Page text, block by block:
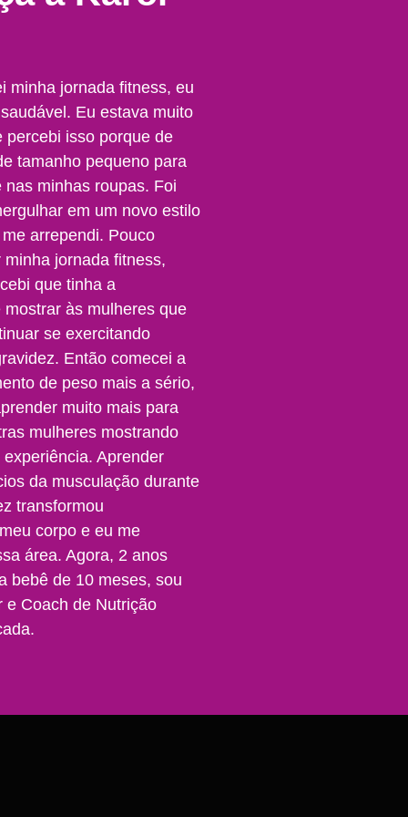
minha jornada fitness, eu
Eu estava muito
percebi isso porque de
tamanho pequeno para
nas minhas roupas. Foi
em um novo estilo
arrependi. Pouco
jornada fitness,
que tinha a
às mulheres que
se exercitando
Então comecei a
de peso mais a sério,
muito mais para
mulheres mostrando
Aprender
da musculação durante
transformou
corpo e eu me
área. Agora, 2 anos
bebê de 10 meses, sou
e Coach de Nutrição